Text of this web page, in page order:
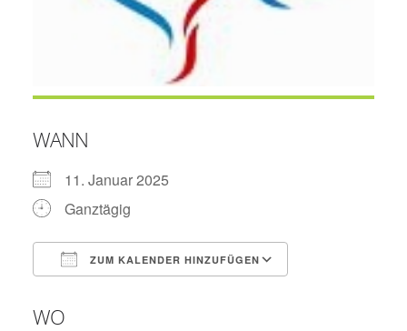
WANN
11. Januar 2025
Ganztägig
ZUM KALENDER HINZUFÜGEN
WO